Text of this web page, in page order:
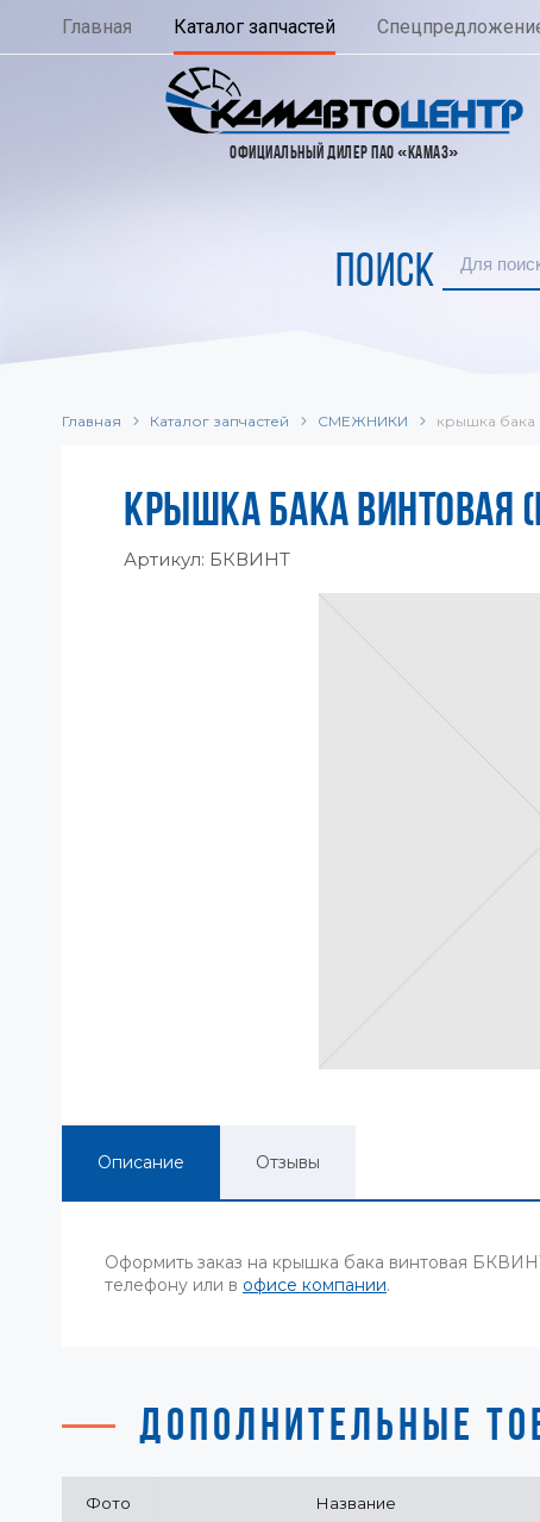
Главная Каталог запчастей
ОФИЦИАЛЬНЫЙ ДИЛЕР ПАО «КАМАЗ»
ПОИСК
Главная Каталог запчастей СМЕЖНИКИ крышка бака
КРЫШКА БАКА ВИНТОВАЯ
Артикул: БКВИНТ
Описание Отзывы
Оформить заказ на крышка бака винтовая
телефону или в офисе компании.
ДОПОЛНИТЕЛЬНЫЕ
Фото Название